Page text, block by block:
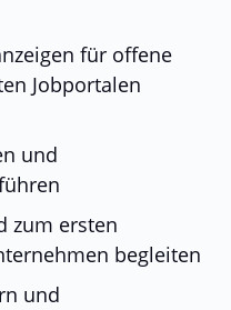
für offene
Jobportalen
und
zum ersten
begleiten
und